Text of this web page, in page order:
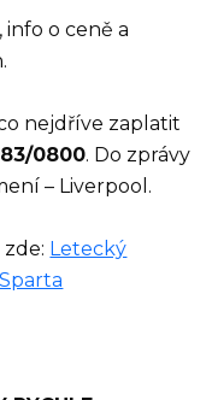
info o ceně a
nejdříve zaplatit
0800. Do zprávy
– Liverpool.
zde: Letecký